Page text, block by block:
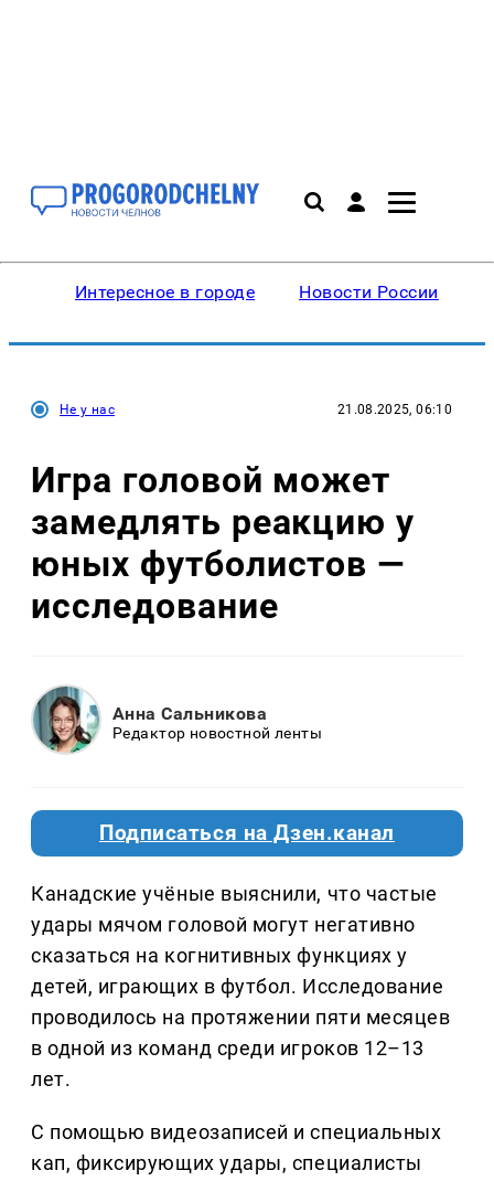
Интересное в городе Новости России
Не у нас 21.08.2025, 06:10
Игра головой может
замедлять реакцию у
юных футболистов —
исследование
Анна Сальникова
Редактор новостной ленты
Подписаться на Дзен.канал
Канадские учёные выяснили, что частые
удары мячом головой могут негативно
сказаться на когнитивных функциях у
детей, играющих в футбол. Исследование
проводилось на протяжении пяти месяцев
в одной из команд среди игроков 12–13
лет.
С помощью видеозаписей и специальных
кап, фиксирующих удары, специалисты